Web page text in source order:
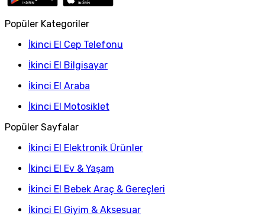
Popüler Kategoriler
İkinci El Cep Telefonu
İkinci El Bilgisayar
İkinci El Araba
İkinci El Motosiklet
Popüler Sayfalar
İkinci El Elektronik Ürünler
İkinci El Ev & Yaşam
İkinci El Bebek Araç & Gereçleri
İkinci El Giyim & Aksesuar